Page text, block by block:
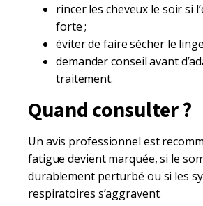
rincer les cheveux le soir si
forte ;
éviter de faire sécher le
demander conseil avant
traitement.
Quand consulter ?
Un avis professionnel est
fatigue devient marquée, si le
durablement perturbé ou si les
respiratoires s’aggravent.